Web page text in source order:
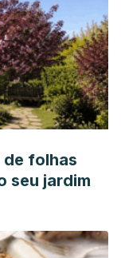
de folhas
seu jardim